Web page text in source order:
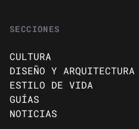
SECCIONES
CULTURA
DISEÑO Y ARQUITECTURA
ESTILO DE VIDA
GUÍAS
NOTICIAS